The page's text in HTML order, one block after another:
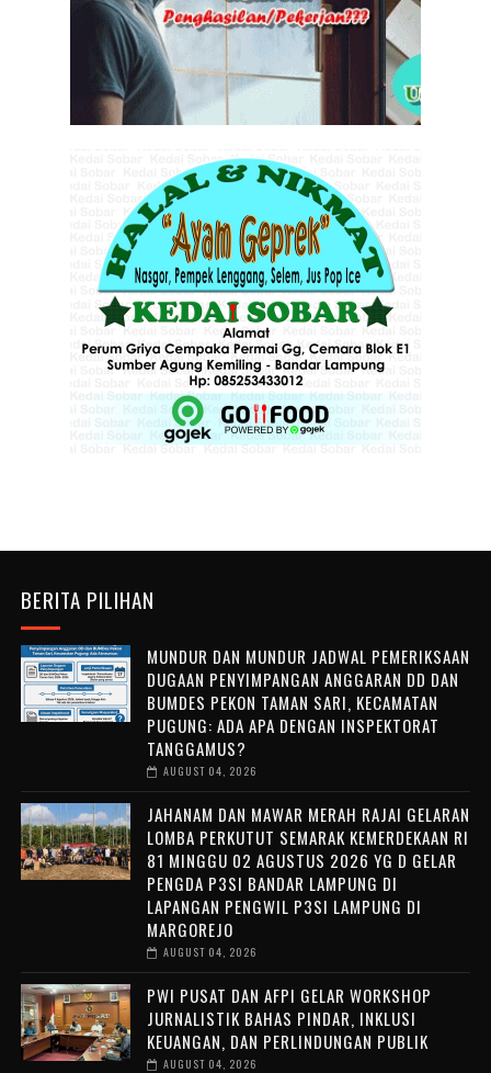
BERITA PILIHAN
MUNDUR DAN MUNDUR JADWAL PEMERIKSAAN
DUGAAN PENYIMPANGAN ANGGARAN DD DAN
BUMDES PEKON TAMAN SARI, KECAMATAN
PUGUNG: ADA APA DENGAN INSPEKTORAT
TANGGAMUS?
AUGUST 04, 2026
JAHANAM DAN MAWAR MERAH RAJAI GELARAN
LOMBA PERKUTUT SEMARAK KEMERDEKAAN RI
81 MINGGU 02 AGUSTUS 2026 YG D GELAR
PENGDA P3SI BANDAR LAMPUNG DI
LAPANGAN PENGWIL P3SI LAMPUNG DI
MARGOREJO
AUGUST 04, 2026
PWI PUSAT DAN AFPI GELAR WORKSHOP
JURNALISTIK BAHAS PINDAR, INKLUSI
KEUANGAN, DAN PERLINDUNGAN PUBLIK
AUGUST 04, 2026